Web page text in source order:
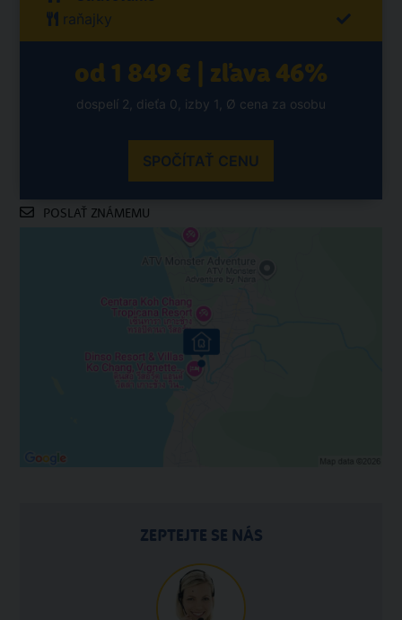
raňajky
od 1 849 € | zľava 46%
dospelí 2, dieťa 0, izby 1, Ø cena za osobu
SPOČÍTAŤ CENU
POSLAŤ ZNÁMEMU
ZEPTEJTE SE NÁS